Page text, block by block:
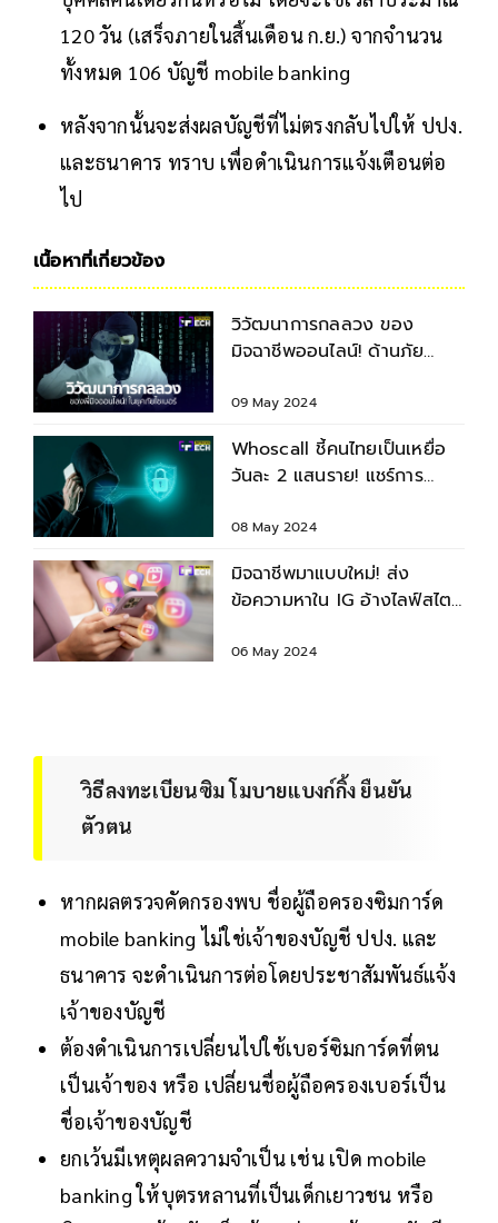
120 วัน (เสร็จภายในสิ้นเดือน ก.ย.) จากจำนวน
ทั้งหมด 106 บัญชี mobile banking
หลังจากนั้นจะส่งผลบัญชีที่ไม่ตรงกลับไปให้ ปปง.
และธนาคาร ทราบ เพื่อดำเนินการแจ้งเตือนต่อ
ไป
เนื้อหาที่เกี่ยวข้อง
วิวัฒนาการกลลวง ของ
มิจฉาชีพออนไลน์! ด้านภัย
09 May 2024
Whoscall ชี้คนไทยเป็นเหยื่อ
วันละ 2 แสนราย! แชร์การ
08 May 2024
มิจฉาชีพมาแบบใหม่! ส่ง
ข้อความหาใน IG อ้างไลฟ์สไตล์
06 May 2024
วิธีลงทะเบียนซิม โมบายแบงก์กิ้ง ยืนยัน
ตัวตน
หากผลตรวจคัดกรองพบ ชื่อผู้ถือครองซิมการ์ด
mobile banking ไม่ใช่เจ้าของบัญชี ปปง. และ
ธนาคาร จะดำเนินการต่อโดยประชาสัมพันธ์แจ้ง
เจ้าของบัญชี
ต้องดำเนินการเปลี่ยนไปใช้เบอร์ซิมการ์ดที่ตน
เป็นเจ้าของ หรือ เปลี่ยนชื่อผู้ถือครองเบอร์เป็น
ชื่อเจ้าของบัญชี
ยกเว้นมีเหตุผลความจำเป็น เช่น เปิด mobile
banking ให้บุตรหลานที่เป็นเด็กเยาวชน หรือ